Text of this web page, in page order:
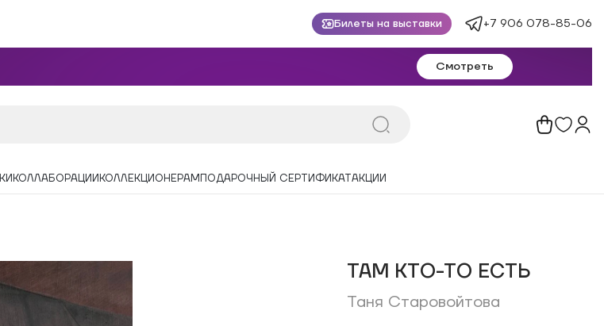
Билеты на выставки +7 906 078-85-06
Смотреть
КОЛЛАБОРАЦИИ КОЛЛЕКЦИОНЕРАМ ПОДАРОЧНЫЙ СЕРТИФИКАТАКЦИИ
ТАМ КТО-ТО ЕСТЬ
Таня Старовойтова